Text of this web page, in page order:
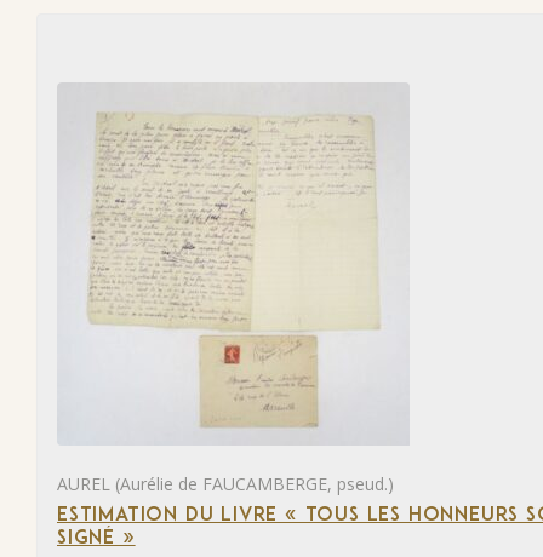
AUREL (Aurélie de FAUCAMBERGE, pseud.)
ESTIMATION DU LIVRE « TOUS LES HONNEURS
SIGNÉ »